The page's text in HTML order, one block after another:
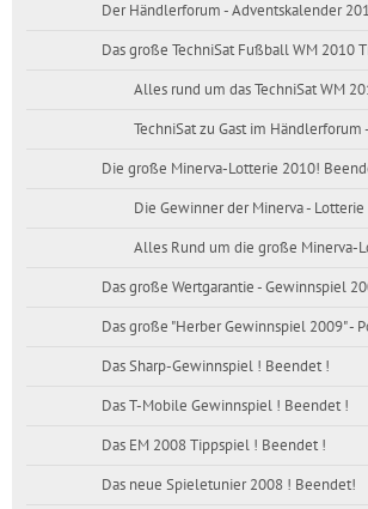
Der Händlerforum - Adventskalender
Das große TechniSat Fußball WM 2010
Alles rund um das TechniSat WM
TechniSat zu Gast im Händlerforum
Die große Minerva-Lotterie 2010!
Die Gewinner der Minerva - Lotterie
Alles Rund um die große Minerva-
Das große Wertgarantie - Gewinnspiel
Das große "Herber Gewinnspiel 2009" -
Das Sharp-Gewinnspiel ! Beendet !
Das T-Mobile Gewinnspiel ! Beendet !
Das EM 2008 Tippspiel ! Beendet !
Das neue Spieletunier 2008 ! Beendet!